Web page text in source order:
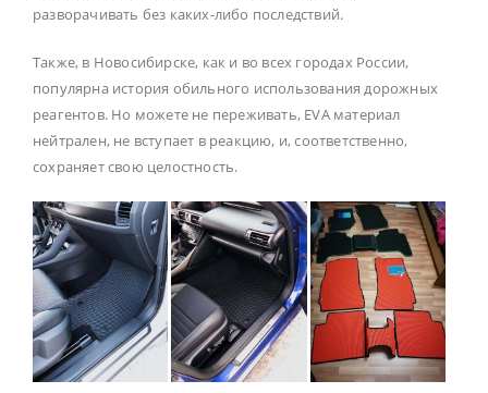
разворачивать без каких-либо последствий.
Также, в Новосибирске, как и во всех городах России,
популярна история обильного использования дорожных
реагентов. Но можете не переживать, EVA материал
нейтрален, не вступает в реакцию, и, соответственно,
сохраняет свою целостность.